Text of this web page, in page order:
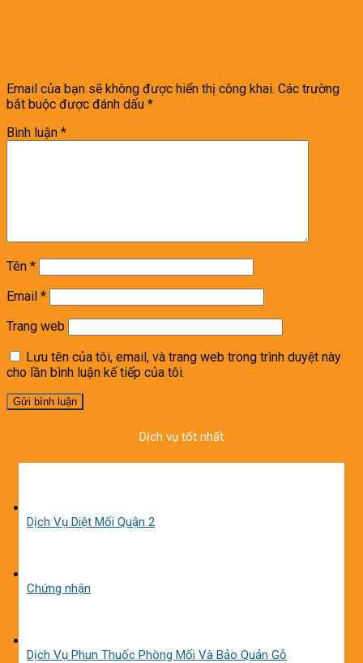
Email của bạn sẽ không được hiển thị công khai. Các trường
bắt buộc được đánh dấu *
Bình luận *
Tên *
Email *
Trang web
Lưu tên của tôi, email, và trang web trong trình duyệt này
cho lần bình luận kế tiếp của tôi.
Dịch vụ tốt nhất
Dịch Vụ Diệt Mối Quận 2
Chứng nhận
Dịch Vụ Phun Thuốc Phòng Mối Và Bảo Quản Gỗ